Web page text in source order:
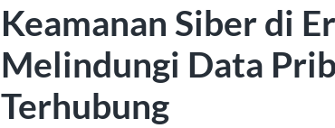
Keamanan Siber di
Melindungi Data
Terhubung